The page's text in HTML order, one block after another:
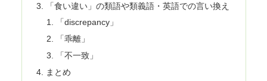
「食い違い」の類語や類義語・英語での言い換え
「discrepancy」
「乖離」
「不一致」
まとめ